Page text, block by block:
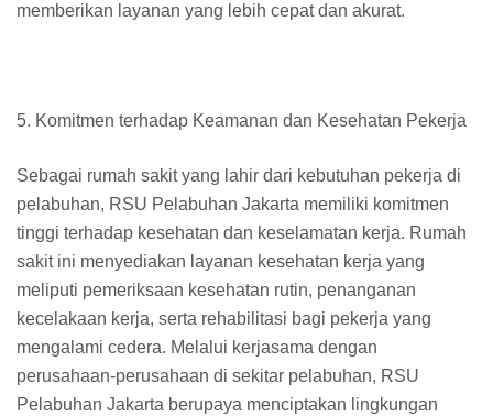
memberikan layanan yang lebih cepat dan akurat.
5. Komitmen terhadap Keamanan dan Kesehatan Pekerja
Sebagai rumah sakit yang lahir dari kebutuhan pekerja di
pelabuhan, RSU Pelabuhan Jakarta memiliki komitmen
tinggi terhadap kesehatan dan keselamatan kerja. Rumah
sakit ini menyediakan layanan kesehatan kerja yang
meliputi pemeriksaan kesehatan rutin, penanganan
kecelakaan kerja, serta rehabilitasi bagi pekerja yang
mengalami cedera. Melalui kerjasama dengan
perusahaan-perusahaan di sekitar pelabuhan, RSU
Pelabuhan Jakarta berupaya menciptakan lingkungan